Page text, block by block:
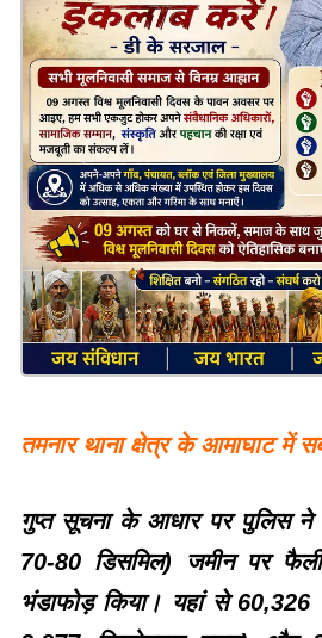
तमनार थाना क्षेत्र के आमाघाट में
गुप्त सूचना के आधार पर पुलिस
70-80 डिसमिल) जमीन पर
भंडाफोड़ किया। यहां से